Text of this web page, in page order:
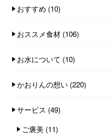
おすすめ (10)
おススメ食材 (106)
お水について (10)
かおりんの想い (220)
サービス (49)
ご褒美 (11)